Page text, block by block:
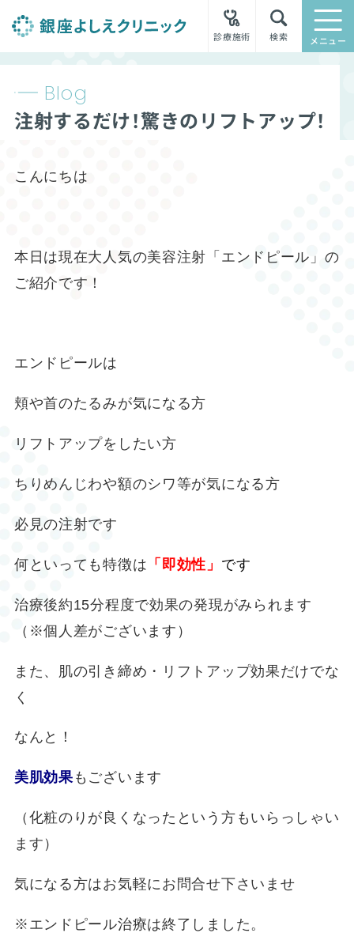
診療施術 検索 メニュー
Blog
注射するだけ！驚きのリフトアップ！
こんにちは
本日は現在大人気の美容注射「エンドピール」の
ご紹介です！
エンドピールは
頬や首のたるみが気になる方
リフトアップをしたい方
ちりめんじわや額のシワ等が気になる方
必見の注射です
何といっても特徴は 「即効性」 です
治療後約15分程度で効果の発現がみられます
（※個人差がございます）
また、肌の引き締め・リフトアップ効果だけでな
く
なんと！
美肌効果もございます
（化粧のりが良くなったという方もいらっしゃい
ます）
気になる方はお気軽にお問合せ下さいませ
※エンドピール治療は終了しました。